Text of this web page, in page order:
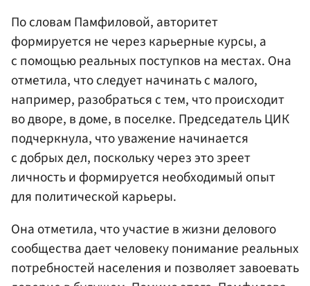
По словам Памфиловой, авторитет
формируется не через карьерные курсы, а
с помощью реальных поступков на местах. Она
отметила, что следует начинать с малого,
например, разобраться с тем, что происходит
во дворе, в доме, в поселке. Председатель ЦИК
подчеркнула, что уважение начинается
с добрых дел, поскольку через это зреет
личность и формируется необходимый опыт
для политической карьеры.
Она отметила, что участие в жизни делового
сообщества дает человеку понимание реальных
потребностей населения и позволяет завоевать